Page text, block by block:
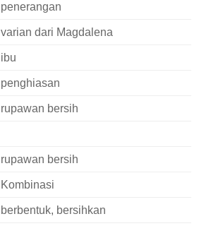
penerangan
varian dari Magdalena
ibu
penghiasan
rupawan bersih
rupawan bersih
Kombinasi
berbentuk, bersihkan